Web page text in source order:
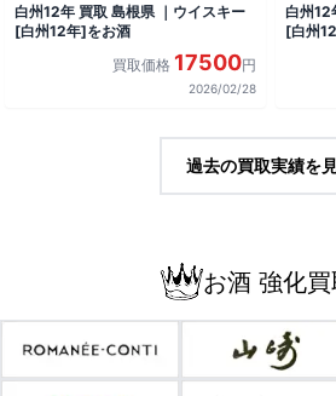
白州12年 買取 島根県 ｜ウイスキー
[白州12年]をお酒
買取価格 17500円
2026/02/28
白州12
[白州
過去の買取実績を
お酒 強化